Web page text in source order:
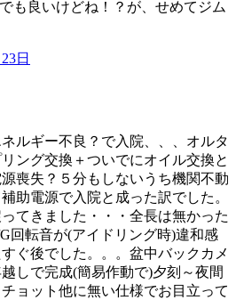
も良いけどね！？が、せめてジム
日
ルギー不良？で入院、、、オルタ
ング交換＋ついでにオイル交換と
喪失？５分もしないうち機関不動
助電源で入院と成った訳でした。
てきました・・・全長は無かった
回転音が(アイドリング時)違和感
ぐ後でした。。。盆中バックカメ
しで完成(簡易作動で)夕刻～夜間
ョット他に無い仕様でお目立って